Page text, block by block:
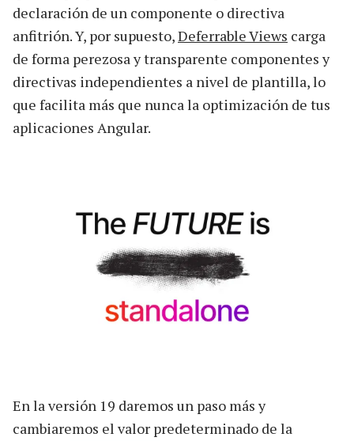
declaración de un componente o directiva
anfitrión. Y, por supuesto,Deferrable Views carga
de forma perezosa y transparente componentes y
directivas independientes a nivel de plantilla, lo
que facilita más que nunca la optimización de tus
aplicaciones Angular.
En la versión 19 daremos un paso más y
cambiaremos el valor predeterminado de la